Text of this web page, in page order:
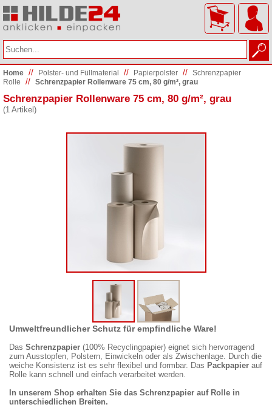
Home // Polster- und Füllmaterial // Papierpolster // Schrenzpapier
Rolle
// Schrenzpapier Rollenware 75 cm, 80 g/m², grau
Schrenzpapier Rollenware 75 cm, 80 g/m², grau
(1 Artikel)
Umweltfreundlicher Schutz für empfindliche Ware!
Das Schrenzpapier (100% Recyclingpapier) eignet sich hervorragend
zum Ausstopfen, Polstern, Einwickeln oder als Zwischenlage. Durch die
weiche Konsistenz ist es sehr flexibel und formbar. Das Packpapier auf
Rolle kann schnell und einfach verarbeitet werden.
In unserem Shop erhalten Sie das Schrenzpapier auf Rolle in
unterschiedlichen Breiten.